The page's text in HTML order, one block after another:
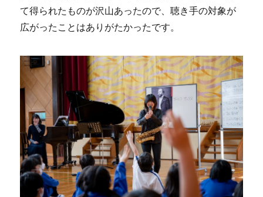
て得られたものが沢山あったので、聴き手の対象が
広がったことはありがたかったです。